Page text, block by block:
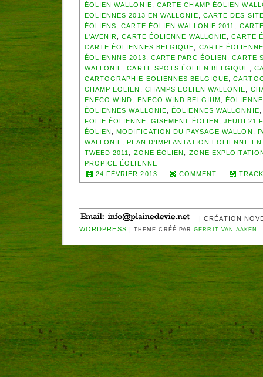
ÉOLIEN WALLONIE
CARTE CHAMP ÉOLIEN
EOLIENNES 2013 EN WALLONIE
CARTE DES
ÉOLIENS ,CARTE ÉOLIEN WALLONIE 2011
L'AVENIR ,CARTE ÉOLIENNE WALLONIE ,CARTE
CARTE ÉOLIENNES BELGIQUE
CARTE
ÉOLIENNNE 2013
CARTE PARC ÉOLIEN ,CARTE
WALLONIE ,CARTE SPOTS ÉOLIEN BELGIQUE
CARTOGRAPHIE EOLIENNES BELGIQUE ,
CHAMP EOLIEN
CHAMPS EOLIEN WALLONIE
ENECO WIND
ENECO WIND BELGIUM ,
ÉOLIENNES WALLONIE ,ÉOLIENNES WALLONNIE
FOLIE ÉOLIENNE
GISEMENT ÉOLIEN ,JEUDI 21
ÉOLIEN
,MODIFICATION DU PAYSAGE WALLON
WALLONIE ,PLAN D'IMPLANTATION EOLIENNE
TWEED 2011
ZONE ÉOLIEN
ZONE
PROPICE ÉOLIENNE
24 FÉVRIER 2013
COMMENT
| CRÉATION
WORDPRESS
THEME CRÉÉ PARGERRIT VAN AAKEN